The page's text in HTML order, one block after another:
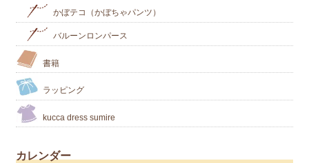
かぼテコ（かぼちゃパンツ）
バルーンロンパース
書籍
ラッピング
kucca dress sumire
カレンダー